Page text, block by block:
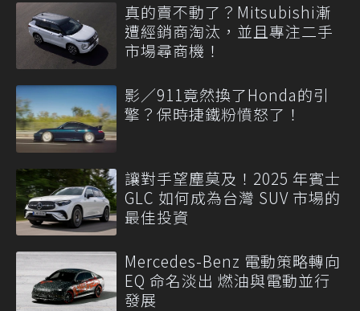
真的賣不動了？Mitsubishi漸
遭經銷商淘汰，並且專注二手
市場尋商機！
影／911竟然換了Honda的引
擎？保時捷鐵粉憤怒了！
讓對手望塵莫及！2025 年賓士
GLC 如何成為台灣 SUV 市場的
最佳投資
Mercedes-Benz 電動策略轉向
EQ 命名淡出 燃油與電動並行
發展